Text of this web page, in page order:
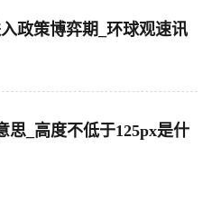
政策博弈期_环球观速讯
思_高度不低于125px是什